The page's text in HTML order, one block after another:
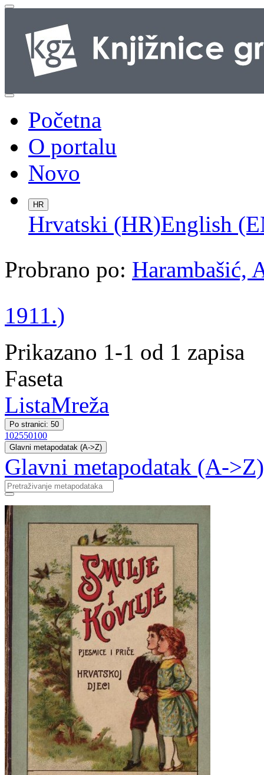
Početna
O portalu
Novo
HR
Hrvatski (HR)English
Probrano po: Harambašić,
1911.)
Prikazano 1-1 od 1 zapisa
Faseta
ListaMreža
Po stranici: 50
102550100
Glavni metapodatak (A->Z)
Glavni metapodatak (A->Z)